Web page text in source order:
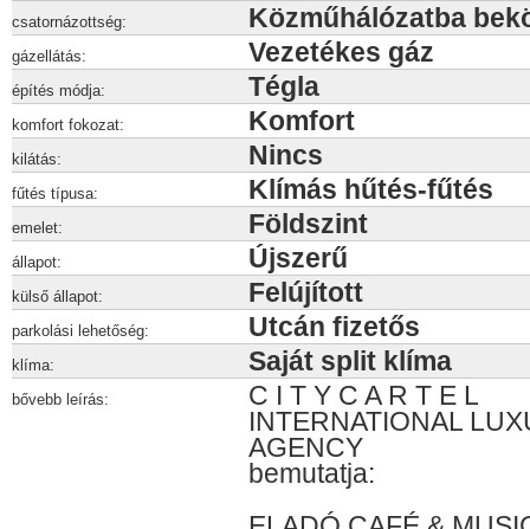
csatornázottség: Közműhálózatba
gázellátás: Vezetékes gáz
építés módja: Tégla
komfort fokozat: Komfort
kilátás: Nincs
fűtés típusa: Klímás hűtés-fűtés
emelet: Földszint
állapot: Újszerű
külső állapot: Felújított
parkolási lehetőség: Utcán fizetős
klíma: Saját split klíma
bővebb leírás:
C I T Y C A R T E L
INTERNATIONAL
AGENCY
bemutatja: